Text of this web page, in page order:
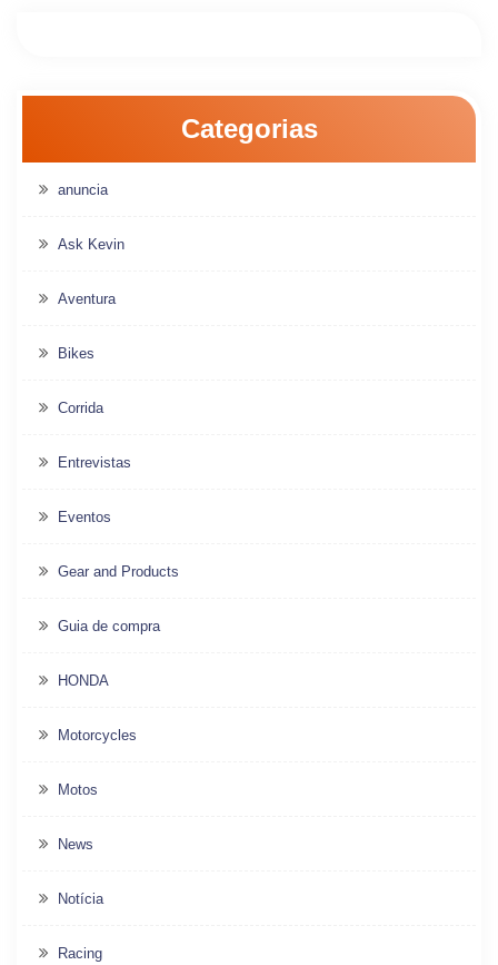
Categorias
anuncia
Ask Kevin
Aventura
Bikes
Corrida
Entrevistas
Eventos
Gear and Products
Guia de compra
HONDA
Motorcycles
Motos
News
Notícia
Racing